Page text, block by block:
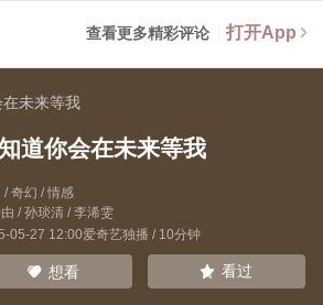
查看更多精彩评论 打开App
未来等我
道你会在未来等我
/ 奇幻 / 情感
/ 孙琰清/ 李浠雯
05-27 12:00爱奇艺独播 / 10分钟
想看 看过